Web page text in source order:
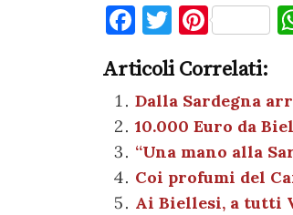
F
a
c
e
b
o
o
T
w
it
te
r
Pi
nt
er
es
t
Articoli Correlati:
Dalla Sardegna
10.000 Euro da
“Una mano alla
Coi profumi del
Ai Biellesi, a tutti